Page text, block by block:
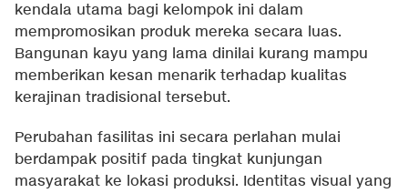
kendala utama bagi kelompok ini dalam
mempromosikan produk mereka secara luas.
Bangunan kayu yang lama dinilai kurang mampu
memberikan kesan menarik terhadap kualitas
kerajinan tradisional tersebut.
Perubahan fasilitas ini secara perlahan mulai
berdampak positif pada tingkat kunjungan
masyarakat ke lokasi produksi. Identitas visual yang